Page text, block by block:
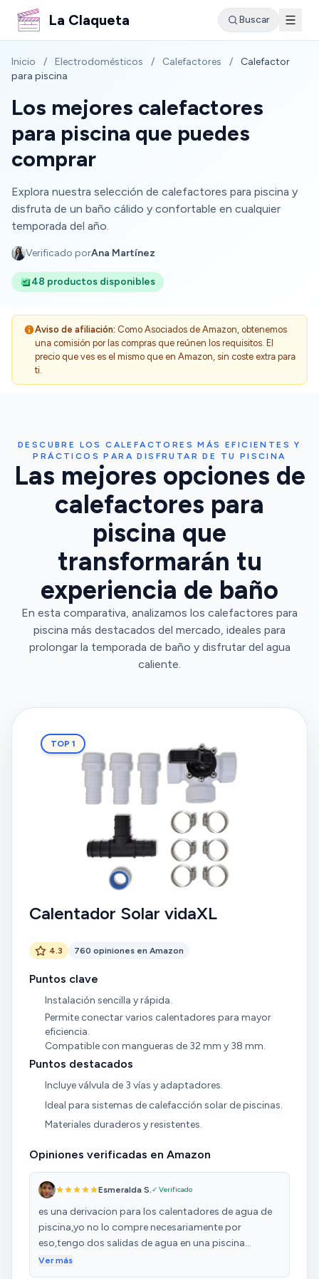
La Claqueta Buscar
Inicio / Electrodomésticos / Calefactores /
Calefactor
para piscina
Los mejores calefactores
para piscina que puedes
comprar
Explora nuestra selección de calefactores para piscina y
disfruta de un baño cálido y confortable en cualquier
temporada del año.
Verificado porAna Martínez
48 productos disponibles
Aviso de afiliación: Como Asociados de Amazon, obtenemos
una comisión por las compras que reúnen los requisitos. El
precio que ves es el mismo que en Amazon, sin coste extra para
ti.
DESCUBRE LOS CALEFACTORES MÁS EFICIENTES Y
PRÁCTICOS PARA DISFRUTAR DE TU PISCINA
Las mejores opciones de
calefactores para
piscina que
transformarán tu
experiencia de baño
En esta comparativa, analizamos los calefactores para
piscina más destacados del mercado, ideales para
prolongar la temporada de baño y disfrutar del agua
caliente.
TOP 1
Calentador Solar vidaXL
4.3 760 opiniones en Amazon
Puntos clave
Instalación sencilla y rápida.
Permite conectar varios calentadores para mayor
eficiencia.
Compatible con mangueras de 32 mm y 38 mm.
Puntos destacados
Incluye válvula de 3 vías y adaptadores.
Ideal para sistemas de calefacción solar de piscinas.
Materiales duraderos y resistentes.
Opiniones verificadas en Amazon
Esmeralda S.✓ Verificado
es una derivacion para los calentadores de agua de
piscina,yo no lo compre necesariamente por
eso,tengo dos salidas de agua en una piscina
desmontable bestway,el año pasado compre la
Ver más